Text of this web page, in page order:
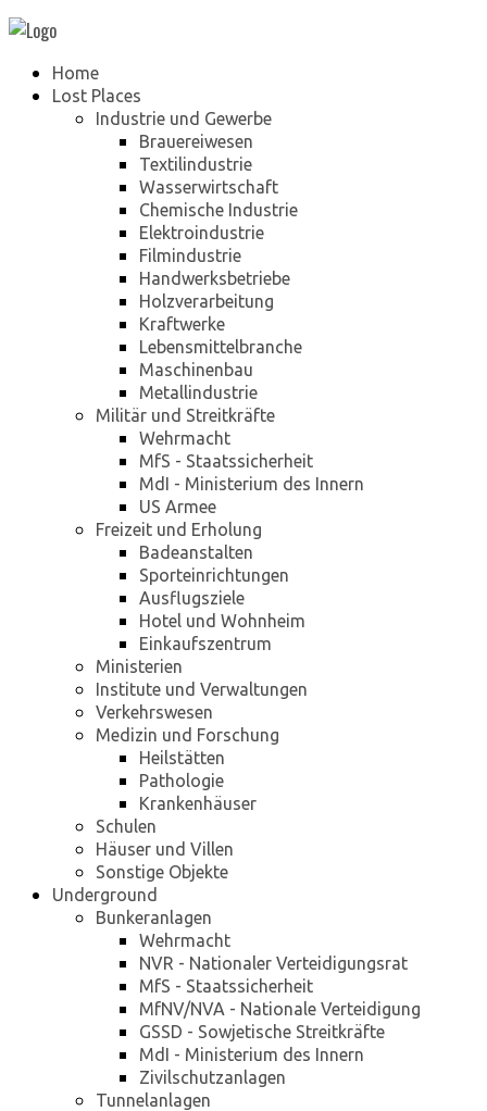
Home
Lost Places
Industrie und Gewerbe
Brauereiwesen
Textilindustrie
Wasserwirtschaft
Chemische Industrie
Elektroindustrie
Filmindustrie
Handwerksbetriebe
Holzverarbeitung
Kraftwerke
Lebensmittelbranche
Maschinenbau
Metallindustrie
Militär und Streitkräfte
Wehrmacht
MfS - Staatssicherheit
MdI - Ministerium des Innern
US Armee
Freizeit und Erholung
Badeanstalten
Sporteinrichtungen
Ausflugsziele
Hotel und Wohnheim
Einkaufszentrum
Ministerien
Institute und Verwaltungen
Verkehrswesen
Medizin und Forschung
Heilstätten
Pathologie
Krankenhäuser
Schulen
Häuser und Villen
Sonstige Objekte
Underground
Bunkeranlagen
Wehrmacht
NVR - Nationaler Verteidigungsrat
MfS - Staatssicherheit
MfNV/NVA - Nationale Verteidigung
GSSD - Sowjetische Streitkräfte
MdI - Ministerium des Innern
Zivilschutzanlagen
Tunnelanlagen